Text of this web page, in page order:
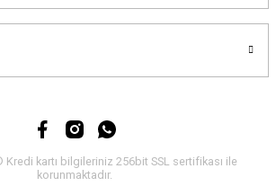
kartı bilgileriniz 256bit SSL sertifikası ile
korunmaktadır.